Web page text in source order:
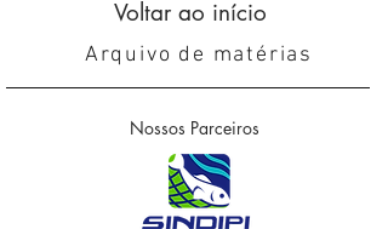
Voltar ao início
Arquivo de matérias
Nossos Parceiros